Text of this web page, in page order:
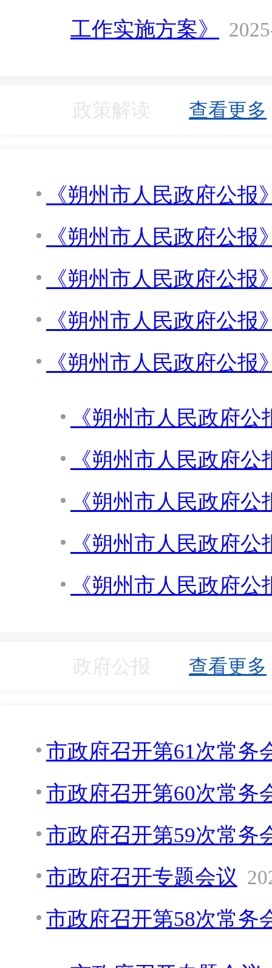
工作实施方案》
查看更多
政策解读
《朔州市人民政府公报
《朔州市人民政府公报
《朔州市人民政府公报
《朔州市人民政府公报
《朔州市人民政府公报
《朔州市人民政府
《朔州市人民政府
《朔州市人民政府
《朔州市人民政府
《朔州市人民政府
查看更多
政府公报
市政府召开第61次常务
市政府召开第60次常务
市政府召开第59次常务
市政府召开专题会议
市政府召开第58次常务